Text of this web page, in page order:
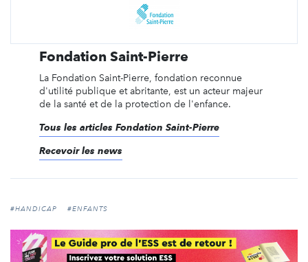
Fondation Saint-Pierre
La Fondation Saint-Pierre, fondation reconnue
d'utilité publique et abritante, est un acteur majeur
de la santé et de la protection de l'enfance.
Tous les articles Fondation Saint-Pierre
Recevoir les news
#HANDICAP #ENFANTS